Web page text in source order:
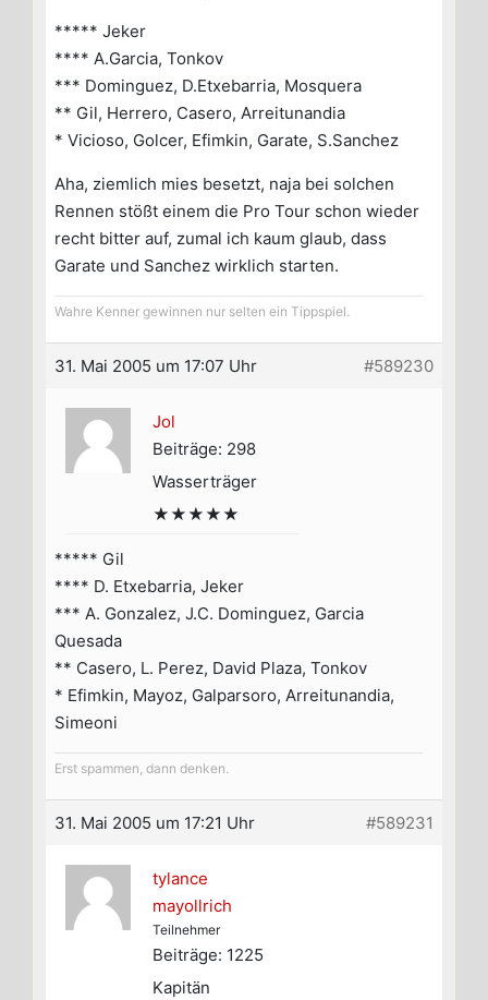
***** Jeker
**** A.Garcia, Tonkov
*** Dominguez, D.Etxebarria, Mosquera
** Gil, Herrero, Casero, Arreitunandia
* Vicioso, Golcer, Efimkin, Garate, S.Sanchez
Aha, ziemlich mies besetzt, naja bei solchen
Rennen stößt einem die Pro Tour schon wieder
recht bitter auf, zumal ich kaum glaub, dass
Garate und Sanchez wirklich starten.
Wahre Kenner gewinnen nur selten ein Tippspiel.
31. Mai 2005 um 17:07 Uhr #589230
Jol
Beiträge: 298
Wasserträger
★★★★★
***** Gil
**** D. Etxebarria, Jeker
*** A. Gonzalez, J.C. Dominguez, Garcia
Quesada
** Casero, L. Perez, David Plaza, Tonkov
* Efimkin, Mayoz, Galparsoro, Arreitunandia,
Simeoni
Erst spammen, dann denken.
31. Mai 2005 um 17:21 Uhr #589231
tylance
mayollrich
Teilnehmer
Beiträge: 1225
Kapitän